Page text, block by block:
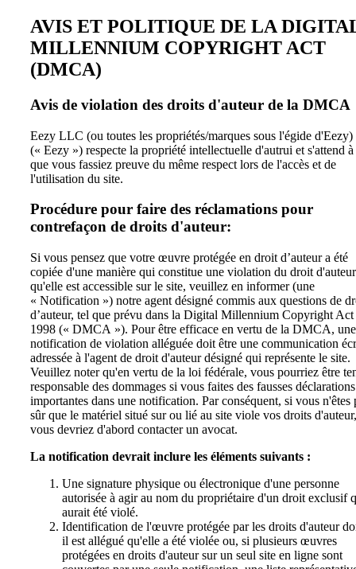
AVIS ET POLITIQUE DE LA
MILLENNIUM COPYRIGHT ACT
(DMCA)
Avis de violation des droits d'auteur de la DMCA
Eezy LLC (ou toutes les propriétés/marques sous l'égide d'Eezy)
(« Eezy ») respecte la propriété intellectuelle d'autrui et s'attend à
que vous fassiez preuve du même respect lors de l'accès et de
l'utilisation du site.
Procédure pour faire des réclamations pour
contrefaçon de droits d'auteur:
Si vous pensez que votre œuvre protégée en droit d’auteur a été
copiée d'une manière qui constitue une violation du droit
qu'elle est accessible sur le site, veuillez en informer (une
« Notification ») notre agent désigné commis aux questions de
d’auteur, tel que prévu dans la Digital Millennium Copyright Act
1998 (« DMCA »). Pour être efficace en vertu de la DMCA, une
notification de violation alléguée doit être une communication
adressée à l'agent de droit d'auteur désigné qui représente le site.
Veuillez noter qu'en vertu de la loi fédérale, vous pourriez être
responsable des dommages si vous faites des fausses déclarations
importantes dans une notification. Par conséquent, si vous n'êtes
sûr que le matériel situé sur ou lié au site viole vos droits d'auteur,
vous devriez d'abord contacter un avocat.
La notification devrait inclure les éléments suivants :
Une signature physique ou électronique d'une personne
autorisée à agir au nom du propriétaire d'un droit exclusif
aurait été violé.
Identification de l'œuvre protégée par les droits d'auteur
il est allégué qu'elle a été violée ou, si plusieurs œuvres
protégées en droits d'auteur sur un seul site en ligne sont